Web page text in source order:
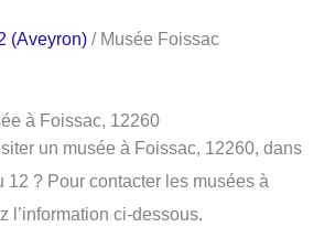
(Aveyron) / Musée Foissac
à Foissac, 12260
un musée à Foissac, 12260, dans
12 ? Pour contacter les musées à
l’information ci-dessous.